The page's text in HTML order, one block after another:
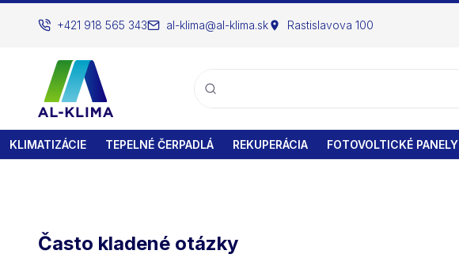
+421 918 565 343 al-klima@al-klima.sk Rastislavova 100
KLIMATIZÁCIE TEPELNÉ ČERPADLÁ REKUPERÁCIA FOTOVOLTICKÉ PANELY
Často kladené otázky